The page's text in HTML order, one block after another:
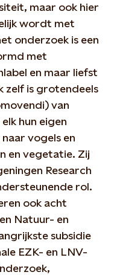
maar ook hier
wordt met
onderzoek is een
met
en maar liefst
zelf is grotendeels
van
hun eigen
vogels en
en vegetatie. Zij
Research
rol.
ook acht
Natuur- en
subsidie
EZK- en LNV-